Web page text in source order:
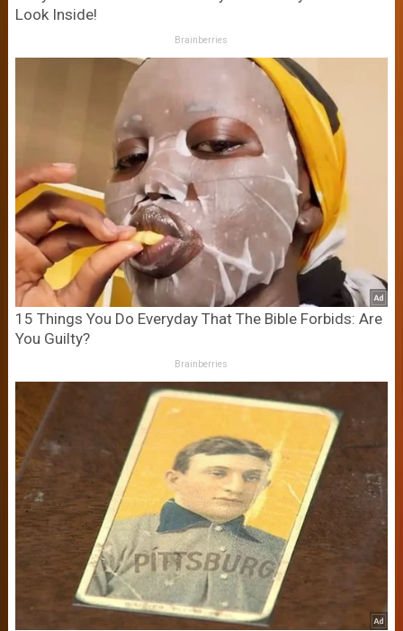
Look Inside!
Brainberries
15 Things You Do Everyday That The Bible Forbids: Are
You Guilty?
Brainberries